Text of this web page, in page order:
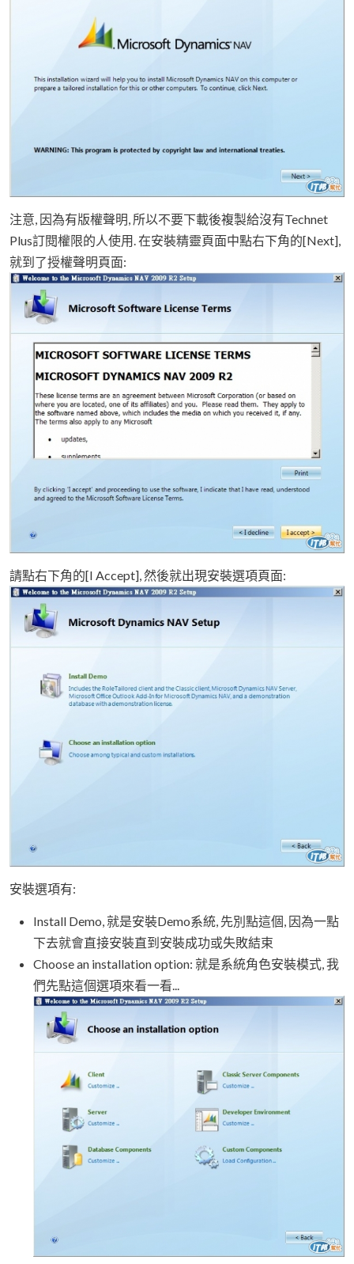
注意, 因為有版權聲明, 所以不要下載後複製給沒有Technet
Plus訂閱權限的人使用. 在安裝精靈頁面中點右下角的[Next],
就到了授權聲明頁面:
請點右下角的[I Accept], 然後就出現安裝選項頁面:
安裝選項有:
Install Demo, 就是安裝Demo系統, 先別點這個, 因為一點
下去就會直接安裝直到安裝成功或失敗結束
Choose an installation option: 就是系統角色安裝模式, 我
們先點這個選項來看一看...